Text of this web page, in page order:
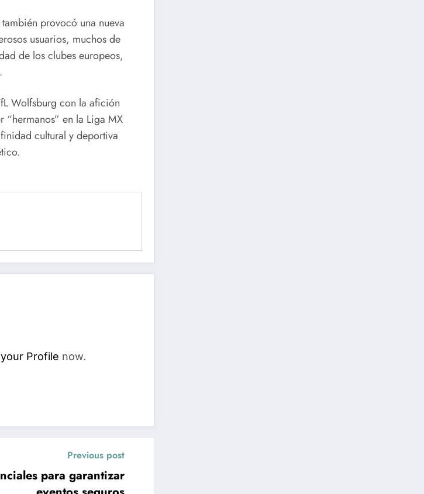
provocó una nueva
usuarios, muchos de
de los clubes europeos,
Wolfsburg con la afición
en la Liga MX
cultural y deportiva
Profile now.
Previous post
para garantizar